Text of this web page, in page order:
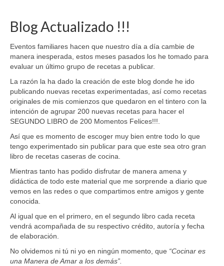
Blog Actualizado !!!
Eventos familiares hacen que nuestro día a día cambie de
manera inesperada, estos meses pasados los he tomado para
evaluar un último grupo de recetas a publicar.
La razón la ha dado la creación de este blog donde he ido
publicando nuevas recetas experimentadas, así como recetas
originales de mis comienzos que quedaron en el tintero con la
intención de agrupar 200 nuevas recetas para hacer el
SEGUNDO LIBRO de 200 Momentos Felices!!!.
Así que es momento de escoger muy bien entre todo lo que
tengo experimentado sin publicar para que este sea otro gran
libro de recetas caseras de cocina.
Mientras tanto has podido disfrutar de manera amena y
didáctica de todo este material que me sorprende a diario que
vemos en las redes o que compartimos entre amigos y gente
conocida.
Al igual que en el primero, en el segundo libro cada receta
vendrá acompañada de su respectivo crédito, autoría y fecha
de elaboración.
No olvidemos ni tú ni yo en ningún momento, que “Cocinar es
una Manera de Amar a los demás”.